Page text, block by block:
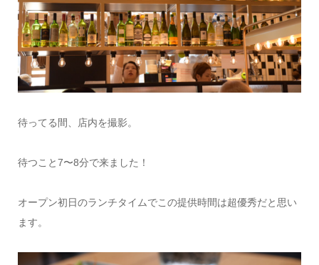
待ってる間、店内を撮影。
待つこと7〜8分で来ました！
オープン初日のランチタイムでこの提供時間は超優秀だと思い
ます。